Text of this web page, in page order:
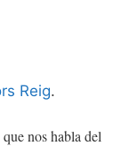
Reig.
que nos habla del